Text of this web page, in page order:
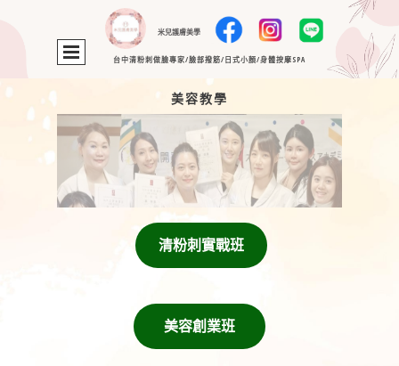
台中清粉刺做臉專家/臉部撥筋/日式小顏/身體按摩SPA
米兒護膚美學
美容教學
清粉刺實戰班
美容創業班